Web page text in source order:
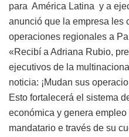
para América Latina y a
anunció que la empresa les
operaciones regionales a
«Recibí a Adriana Rubio,
ejecutivos de la
noticia: ¡Mudan sus
Esto fortalecerá el sistema
económica y genera
mandatario e través de su